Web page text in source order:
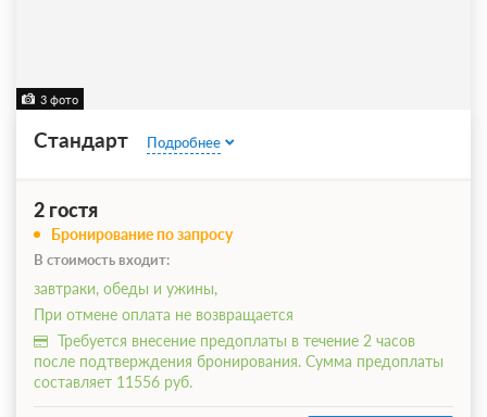
3 фото
Стандарт Подробнее
2 гостя
Бронирование по запросу
В стоимость входит:
завтраки, обеды и ужины,
При отмене оплата не возвращается
Требуется внесение предоплаты в течение 2 часов
после подтверждения бронирования. Сумма предоплаты
составляет 11556 руб.